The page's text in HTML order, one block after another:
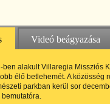
Videó beágyazása
ben alakult Villaregia Missziós
élő betlehemét. A
parkban kerül sor